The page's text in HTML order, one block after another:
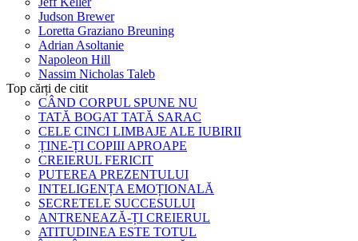
Judson Brewer
Loretta Graziano Breuning
Adrian Asoltanie
Napoleon Hill
Nassim Nicholas Taleb
Top cărți de citit
CÂND CORPUL SPUNE NU
TATĂ BOGAT TATĂ SARAC
CELE CINCI LIMBAJE ALE IUBIRII
ȚINE-ȚI COPIII APROAPE
CREIERUL FERICIT
PUTEREA PREZENTULUI
INTELIGENȚA EMOȚIONALĂ
SECRETELE SUCCESULUI
ANTRENEAZĂ-ȚI CREIERUL
ATITUDINEA ESTE TOTUL